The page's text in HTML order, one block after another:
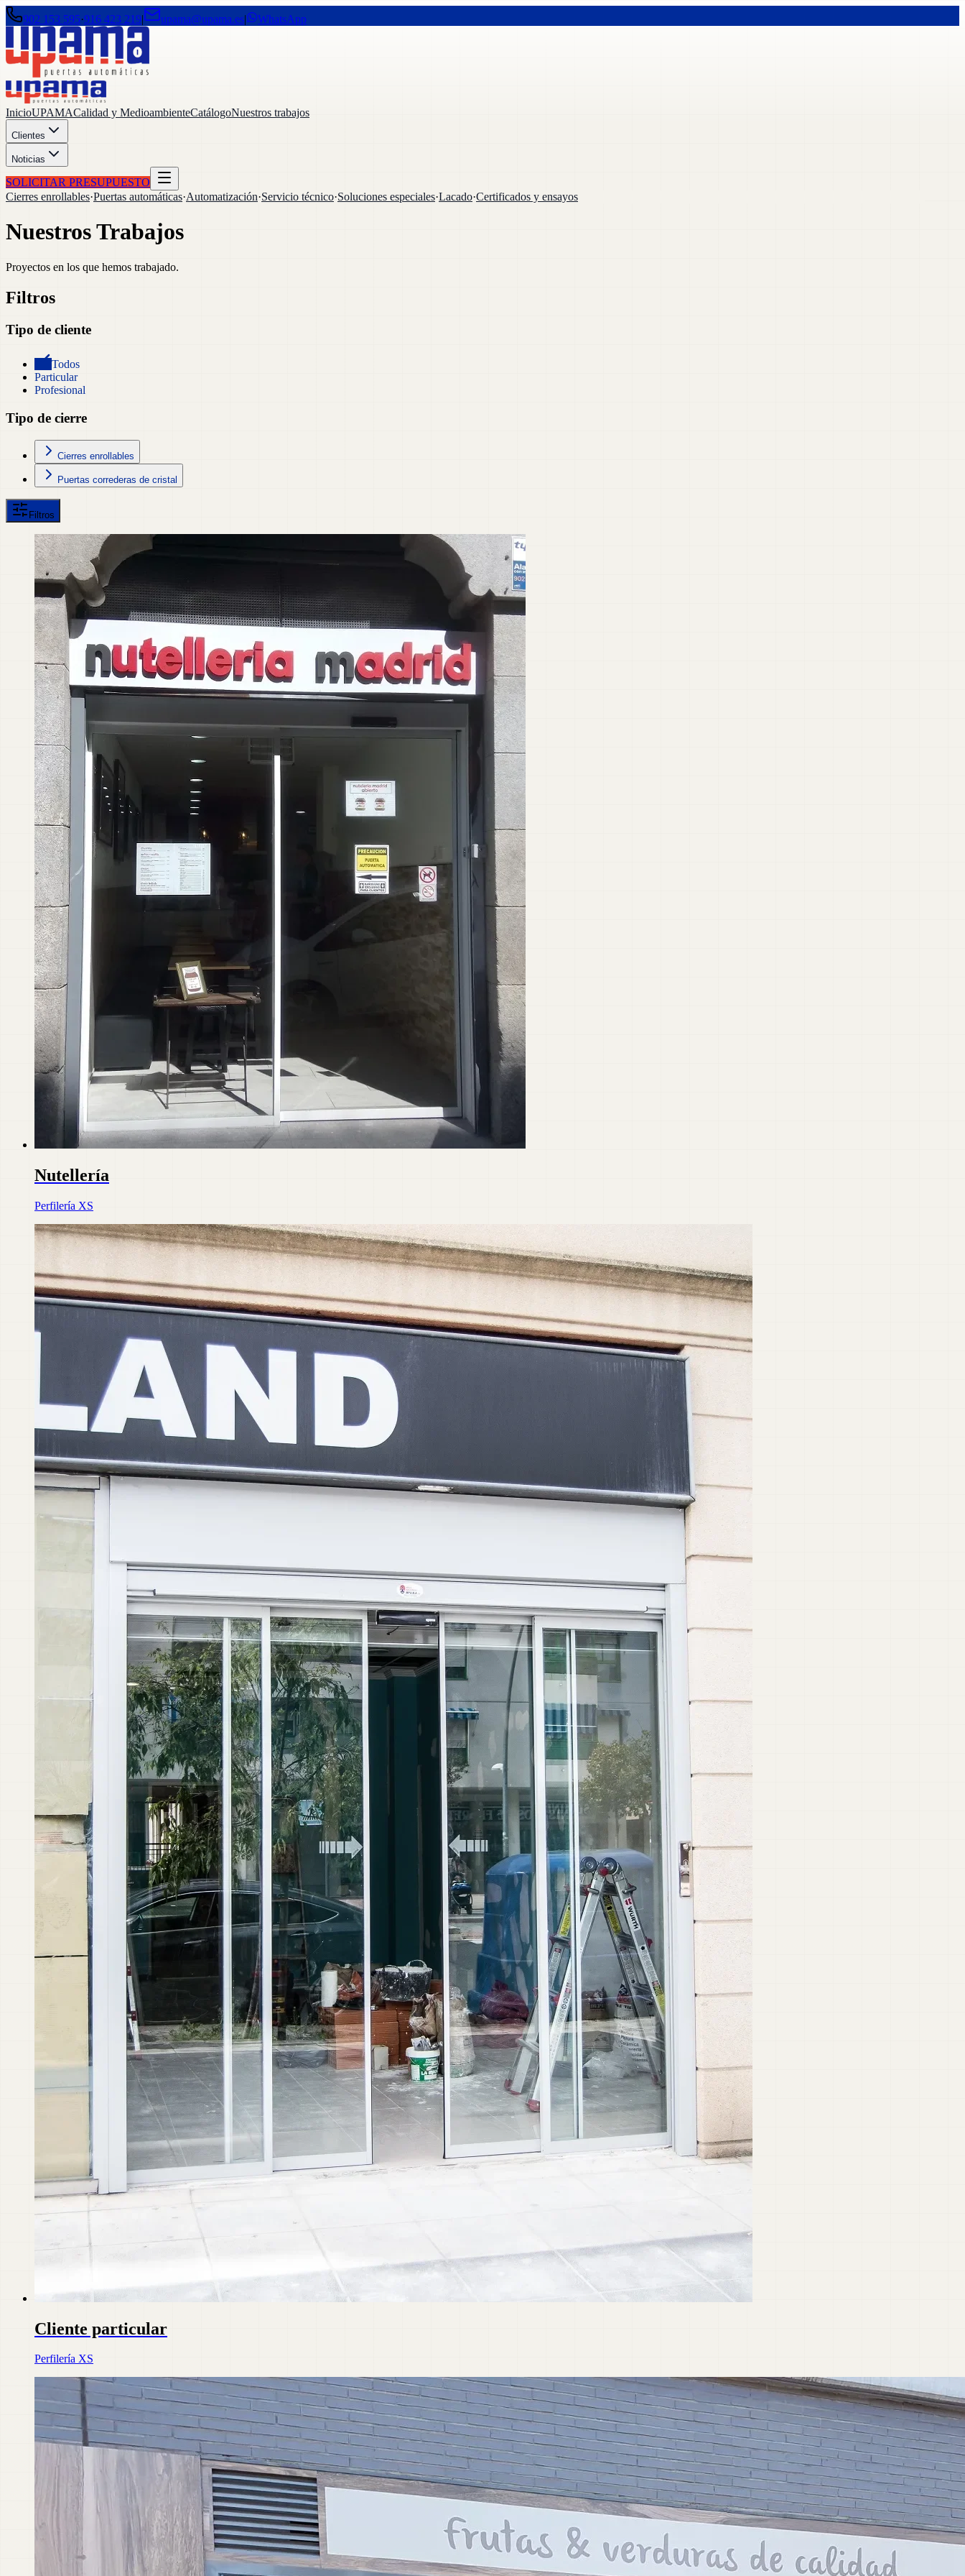
902 153 595·916 423 219| upama@upama.es| WhatsApp
InicioUPAMACalidad y MedioambienteCatálogoNuestros trabajos
Clientes
Noticias
SOLICITAR PRESUPUESTO
Cierres enrollables·Puertas automáticas·Automatización·Servicio técnico·Soluciones especiales·Lacado·Certificados y ensayos
Nuestros Trabajos
Proyectos en los que hemos trabajado.
Filtros
Tipo de cliente
Todos
Particular
Profesional
Tipo de cierre
Cierres enrollables
Puertas correderas de cristal
Filtros
Nutellería
Perfilería XS
Cliente particular
Perfilería XS